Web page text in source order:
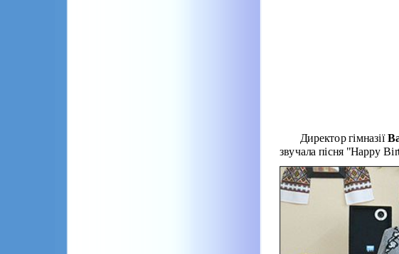
Директор гімназії
звучала пісня "Happy